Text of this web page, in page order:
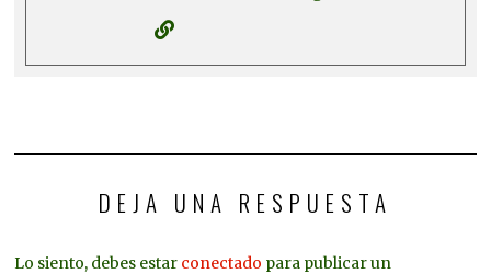
DEJA UNA RESPUESTA
Lo siento, debes estar conectado para publicar un